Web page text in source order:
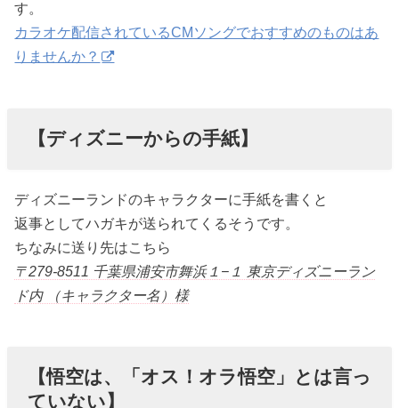
す。
カラオケ配信されているCMソングでおすすめのものはあ
りませんか？
【ディズニーからの手紙】
ディズニーランドのキャラクターに手紙を書くと
返事としてハガキが送られてくるそうです。
ちなみに送り先はこちら
〒279-8511 千葉県浦安市舞浜１−１ 東京ディズニーラン
ド内 （キャラクター名）様
【悟空は、「オス！オラ悟空」とは言っ
ていない】